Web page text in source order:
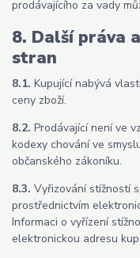
prodávajícího za vady
8. Další práva
stran
8.1. Kupující nabývá
ceny zboží.
8.2. Prodávající není ve
kodexy chování ve
občanského zákoníku.
8.3. Vyřizování stížností
prostřednictvím
Informaci o vyřízení
elektronickou adresu